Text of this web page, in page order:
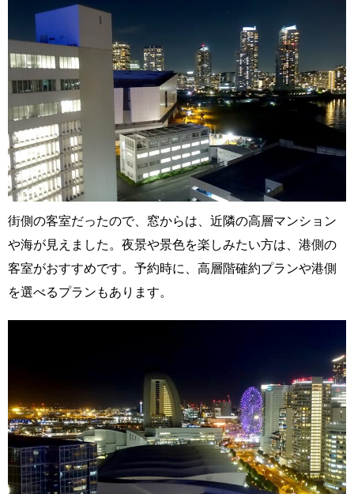
街側の客室だったので、窓からは、近隣の高層マンション
や海が見えました。夜景や景色を楽しみたい方は、港側の
客室がおすすめです。予約時に、高層階確約プランや港側
を選べるプランもあります。